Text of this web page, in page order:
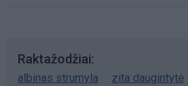
Raktažodžiai
albinas strumyla zita daugintytė